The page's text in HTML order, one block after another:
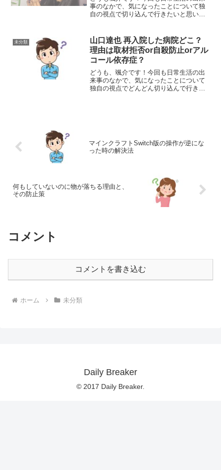
事のなかで、気になったことについて独
自の視点で切り込んで行きたいと思いま
コン2018において、日本一可愛い高校1年
生としてグランプリを...
未分類
山口達也 再入院した病院どこ？
理由は取材拒否or自殺防止orアル
コール依存症？
どうも、颯介です！今回も日常生活の出
来事のなかで、気になったことについて
独自の視点でどんどん切り込んで行きた
マインクラフトSwitch版の操作が逆にな
った時の解決法
何もしていないのに物が落ちる理由と、
その防止策
コメント
コメントを書き込む
ホーム 未分類
Daily Breaker
© 2017 Daily Breaker.